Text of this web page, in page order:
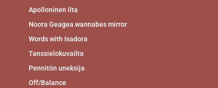
Apolloninen ilta
Noora Geagea wannabes mirror
Words with Isadora
Tanssielokuvailta
Pennitön uneksija
Off/Balance